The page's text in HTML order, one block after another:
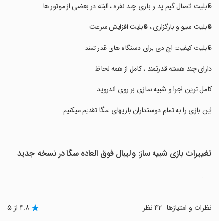
‏قابلیت اتصال گیم پد و بازی چند نفره ، البته در بعضی از موتور ها
‏قابلیت سیو و بارگزاری ، قابلیت افزایش سرعت
‏قابلیت کیفیت اچ دی برای دستگاه های قدر تمند
‏دارای چند هسته قدرتمند ، کامل از همه لحاظ
‏کامل ترین اجرا و شبیه سازی بر روی اندروید
‏این بازی را به تمام دوستداران بازیهای سگا تقدیم میکنیم.
تغییرات بازی شبیه ساز: والیبال فوق العاده سگا در نسخه جدید
.
نظرات و امتیازها ۴.۸ از ۵